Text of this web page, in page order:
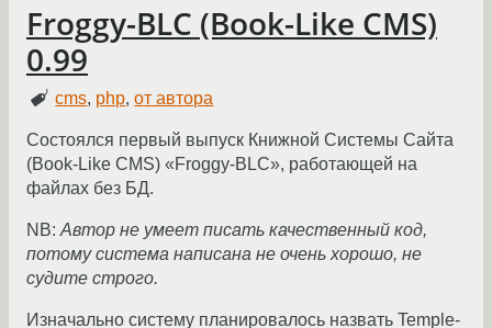
Froggy-BLC (Book-Like CMS)
0.99
cms, php,от автора
Состоялся первый выпуск Книжной Системы Сайта
(Book-Like CMS) «Froggy-BLC», работающей на
файлах без БД.
NB: Автор не умеет писать качественный код,
потому система написана не очень хорошо, не
судите строго.
Изначально систему планировалось назвать Temple-